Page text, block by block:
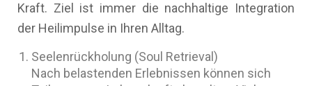
Kraft. Ziel ist immer die nachhaltige Integration
der Heilimpulse in Ihren Alltag.
Seelenrückholung (Soul Retrieval)
Nach belastenden Erlebnissen können sich